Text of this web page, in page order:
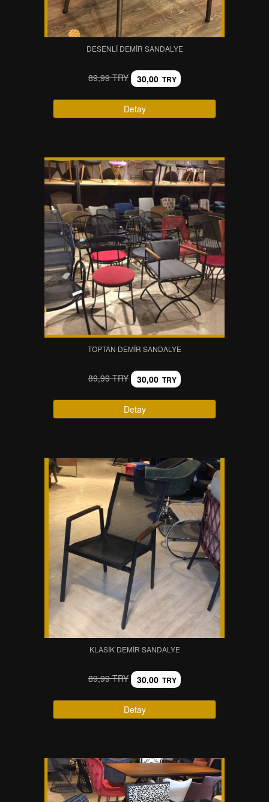
DESENLI DEMIR SANDALYE
89,99 TRY 30,00 TRY
Detay
TOPTAN DEMIR SANDALYE
89,99 TRY 30,00 TRY
Detay
KLASIK DEMIR SANDALYE
89,99 TRY 30,00 TRY
Detay